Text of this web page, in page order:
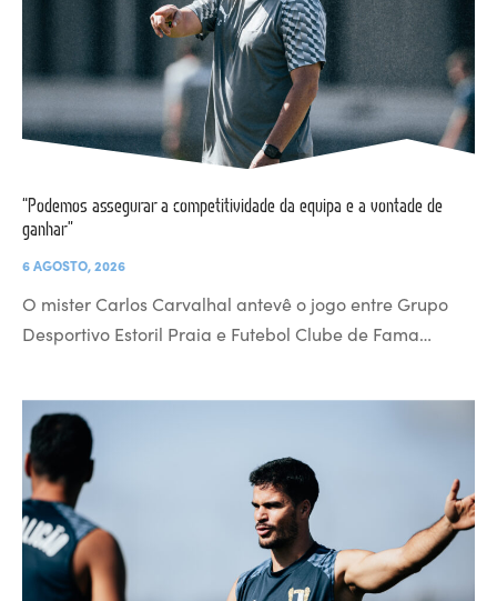
“Podemos assegurar a competitividade da equipa e a vontade de
ganhar”
6 AGOSTO, 2026
O mister Carlos Carvalhal antevê o jogo entre Grupo
Desportivo Estoril Praia e Futebol Clube de Fama…